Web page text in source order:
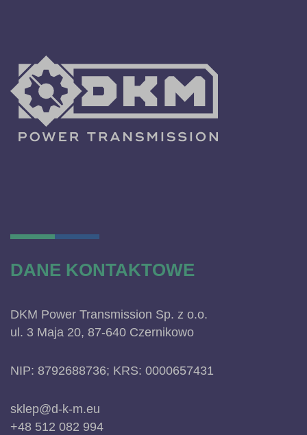
DANE KONTAKTOWE
DKM Power Transmission Sp. z o.o.
ul. 3 Maja 20, 87-640 Czernikowo
NIP: 8792688736; KRS: 0000657431
sklep@d-k-m.eu
+48 512 082 994